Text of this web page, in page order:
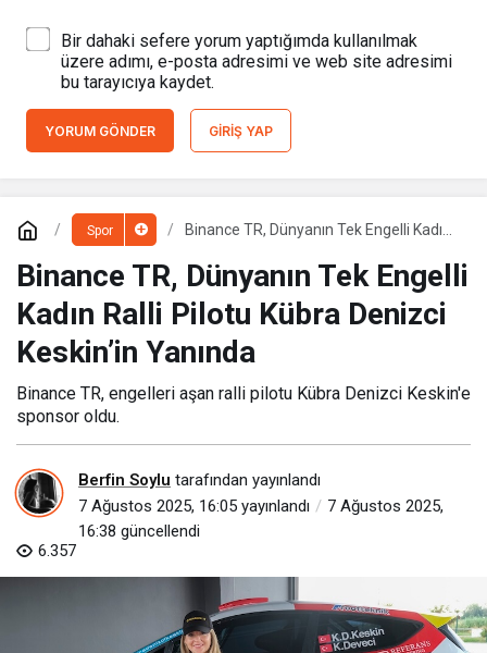
Bir dahaki sefere yorum yaptığımda kullanılmak
üzere adımı, e-posta adresimi ve web site adresimi
bu tarayıcıya kaydet.
YORUM GÖNDER GIRIŞ YAP
Spor
Binance TR, Dünyanın Tek Engelli Kadın
Yanında
Binance TR, Dünyanın Tek Engelli
Kadın Ralli Pilotu Kübra Denizci
Keskin’in Yanında
Binance TR, engelleri aşan ralli pilotu Kübra Denizci Keskin'e
sponsor oldu.
Berfin Soylu tarafından yayınlandı
7 Ağustos 2025, 16:05 yayınlandı
7 Ağustos 2025,
16:38 güncellendi
6.357